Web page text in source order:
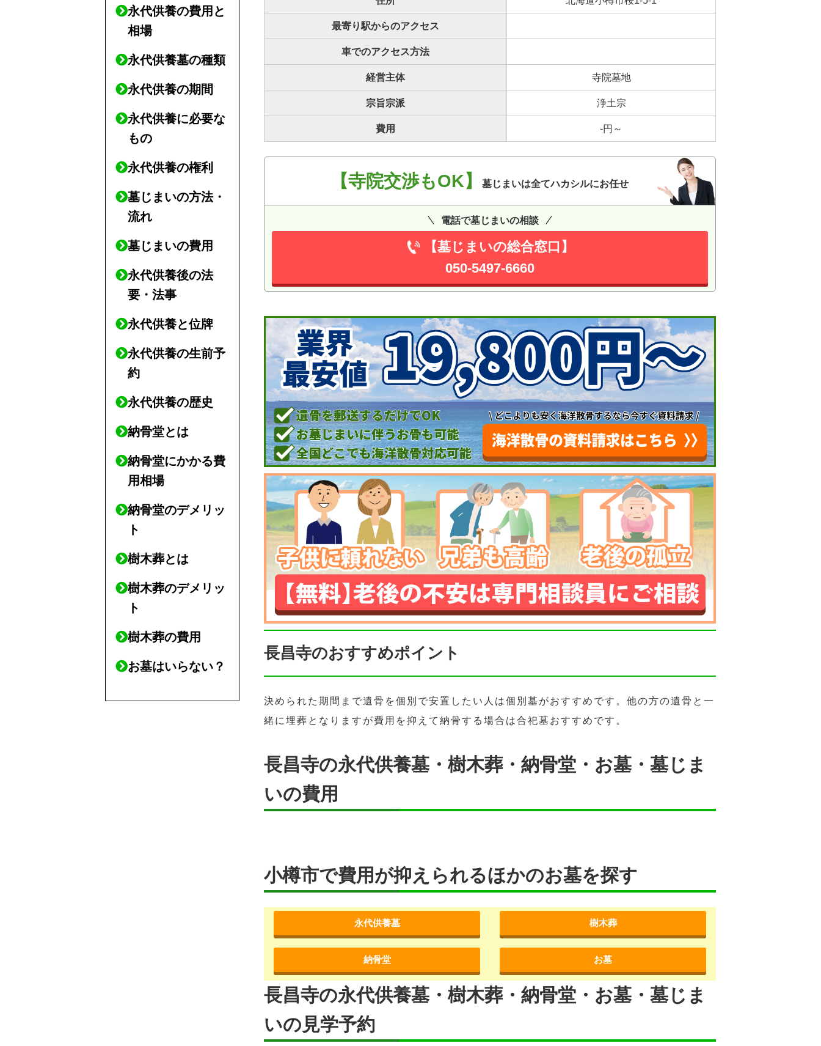
最寄り駅からのアクセス
車でのアクセス方法
経営主体 寺院墓地
宗旨宗派 浄土宗
費用 -円～
【寺院交渉もOK】 墓じまいは全てハカシルにお任せ
電話で墓じまいの相談
【墓じまいの総合窓口】
050-5497-6660
長昌寺のおすすめポイント
決められた期間まで遺骨を個別で安置したい人は個別墓がおすすめです。他の方の遺骨と一
緒に埋葬となりますが費用を抑えて納骨する場合は合祀墓おすすめです。
長昌寺の永代供養墓・樹木葬・納骨堂・お墓・墓じま
いの費用
小樽市で費用が抑えられるほかのお墓を探す
永代供養墓 樹木葬
納骨堂 お墓
長昌寺の永代供養墓・樹木葬・納骨堂・お墓・墓じま
いの見学予約
永代供養の費用と
相場
永代供養墓の種類
永代供養の期間
永代供養に必要な
もの
永代供養の権利
墓じまいの方法・
流れ
墓じまいの費用
永代供養後の法
要・法事
永代供養と位牌
永代供養の生前予
約
永代供養の歴史
納骨堂とは
納骨堂にかかる費
用相場
納骨堂のデメリッ
ト
樹木葬とは
樹木葬のデメリッ
ト
樹木葬の費用
お墓はいらない？